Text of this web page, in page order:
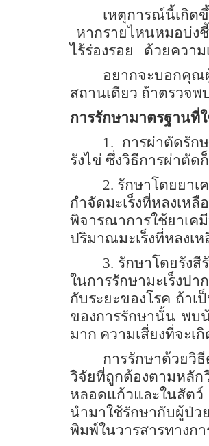
เหตุการณ์นี้เกิด
หากรายไหนหมอบ่ง
ไร้ร่องรอย
ด้วยความ
อยากจะบอกคุณ
สถานเดียว ถ้าตรวจพ
การรักษามาตรฐานที่
1. การผ่าตัดรัก
รังไข่ ซึ่งวิธีการผ่าตั
2. รักษาโดยยาเ
กำจัดมะเร็งที่หลงเ
พิจารณาการใช้ยาเ
ปริมาณมะเร็งที่หลงเ
3. รักษาโดยรัง
ในการรักษามะเร็งป
กับระยะของโรค ถ้าเ
ของการรักษานั้น พบ
มาก ความเสี่ยงที่จะ
การรักษาด้วยวิ
วิจัยที่ถูกต้องตามหลั
หลอดแก้วและในสัตว์
นำมาใช้รักษากับผู้ป่วย
พิมพ์ในวารสารทางก